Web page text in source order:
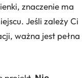
znaczenie ma
Jeśli zależy Ci
ważna jest pełna